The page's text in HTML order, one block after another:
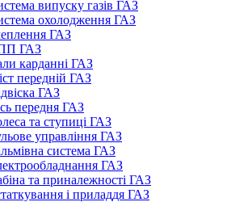
випуску газів ГАЗ
охолодження ГАЗ
ГАЗ
ГАЗ
карданні ГАЗ
передній ГАЗ
ГАЗ
передня ГАЗ
та ступиці ГАЗ
управління ГАЗ
система ГАЗ
ГАЗ
та приналежності ГАЗ
і приладдя ГАЗ